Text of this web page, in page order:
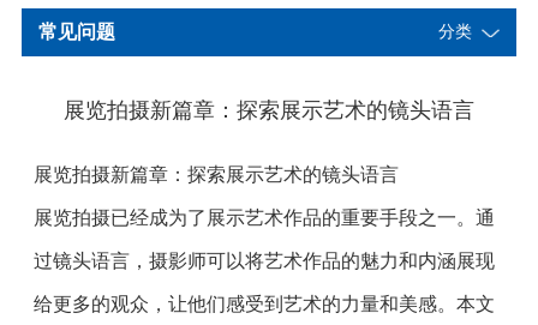
常见问题 分类
展览拍摄新篇章：探索展示艺术的镜头语言
展览拍摄新篇章：探索展示艺术的镜头语言
展览拍摄已经成为了展示艺术作品的重要手段之一。通
过镜头语言，摄影师可以将艺术作品的魅力和内涵展现
给更多的观众，让他们感受到艺术的力量和美感。本文